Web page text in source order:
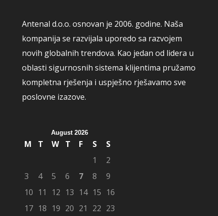
Antenal d.o.o. osnovan je 2006. godine. Naša
kompanija se razvijala uporedo sa razvojem
novih globalnih trendova. Kao jedan od lidera u
oblasti sigurnosnih sistema klijentima pružamo
kompletna rješenja i uspješno rješavamo sve
poslovne izazove.
August 2026
M T W T F S
S
1
2
3
4 5 6 7 8
9
10 11 12 13 14 15 16
17 18 19 20 21 22 23